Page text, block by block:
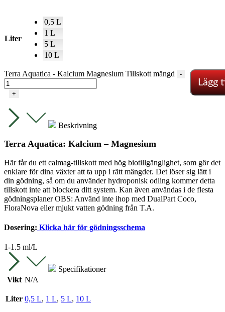
Liter
0,5 L
1 L
5 L
10 L
Terra Aquatica - Kalcium Magnesium Tillskott mängd -
+
Lägg
Beskrivning
Terra Aquatica: Kalcium – Magnesium
Här får du ett calmag-tillskott med hög biotillgänglighet, som gör det
enklare för dina växter att ta upp i rätt mängder. Det löser sig lätt i
din gödning, så om du använder hydroponisk odling kommer detta
tillskott inte att blockera ditt system. Kan även användas i de flesta
gödningsplaner OBS: Använd inte ihop med DualPart Coco,
FloraNova eller mjukt vatten gödning från T.A.
Dosering: Klicka här för gödningsschema
1-1.5 ml/L
Specifikationer
Vikt N/A
Liter 0,5 L, 1 L, 5 L, 10 L